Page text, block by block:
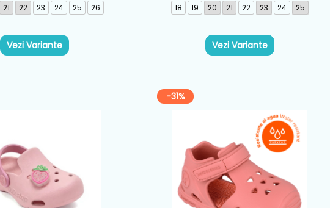
21 22 23 24 25 26
Vezi Variante
18 19 20 21 22 23 24 25
Vezi Variante
-31%